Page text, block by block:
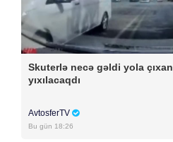
Skuterlə necə gəldi yola
yıxılacaqdı
AvtosferTV
Bu gün 18:26